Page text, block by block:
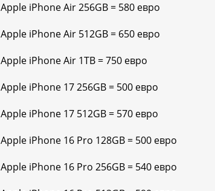
Apple iPhone Air 256GB = 580 евро
Apple iPhone Air 512GB = 650 евро
Apple iPhone Air 1TB = 750 евро
Apple iPhone 17 256GB = 500 евро
Apple iPhone 17 512GB = 570 евро
Apple iPhone 16 Pro 128GB = 500 евро
Apple iPhone 16 Pro 256GB = 540 евро